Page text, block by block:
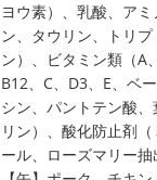
ヨウ素）、乳酸、ア
ン、タウリン、トリ
ン）、ビタミン類（A
B12、C、D3、E、ベ
シン、パントテン酸
リン）、酸化防止剤
ール、ローズマリー抽